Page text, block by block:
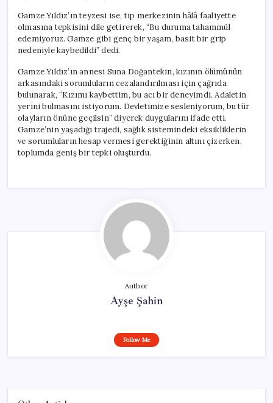
Gamze Yıldız’ın teyzesi ise, tıp merkezinin hâlâ faaliyette
olmasına tepkisini dile getirerek, “Bu duruma tahammül
edemiyoruz. Gamze gibi genç bir yaşam, basit bir grip
nedeniyle kaybedildi” dedi.
Gamze Yıldız’ın annesi Suna Doğantekin, kızının ölümünün
arkasındaki sorumluların cezalandırılması için çağrıda
bulunarak, “Kızımı kaybettim, bu acı bir deneyimdi. Adaletin
yerini bulmasını istiyorum. Devletimize sesleniyorum, bu tür
olayların önüne geçilsin” diyerek duygularını ifade etti.
Gamze’nin yaşadığı trajedi, sağlık sistemindeki eksikliklerin
ve sorumluların hesap vermesi gerektiğinin altını çizerken,
toplumda geniş bir tepki oluşturdu.
Author
Ayşe Şahin
Follow Me